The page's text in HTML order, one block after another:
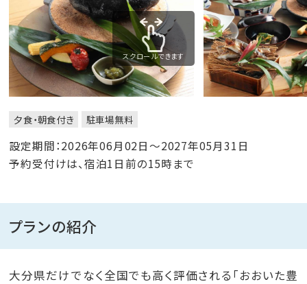
スクロールできます
夕食・朝食付き 駐車場無料
設定期間：2026年06月02日～2027年05月31日
予約受付けは、宿泊1日前の15時まで
プランの紹介
大分県だけでなく全国でも高く評価される「おおいた豊